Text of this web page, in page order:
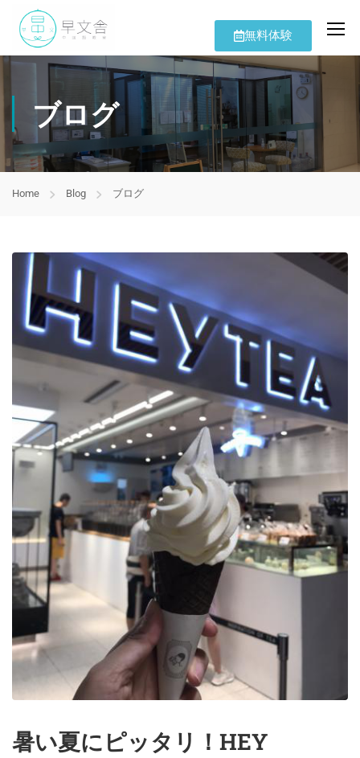
無料体験
ブログ
Home Blog ブログ
暑い夏にピッタリ！HEY